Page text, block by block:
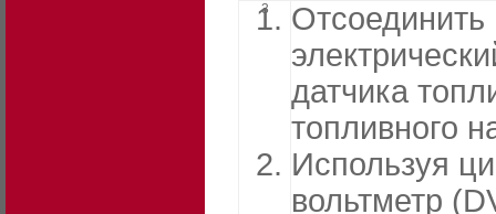
3
Отсоединить
датчика
топливного
Используя
вольтметр